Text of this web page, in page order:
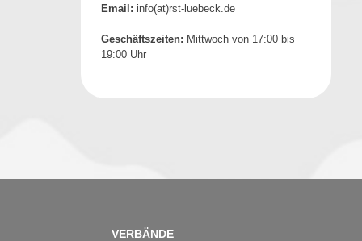
Email: info(at)rst-luebeck.de
Geschäftszeiten: Mittwoch von 17:00 bis
19:00 Uhr
VERBÄNDE